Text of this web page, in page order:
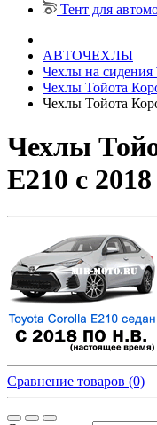
Тент для
АВТОЧЕХЛЫ
Чехлы на сидения
Чехлы Тойота
Чехлы Тойота
Чехлы
Е210 с
Сравнение товаров (0)